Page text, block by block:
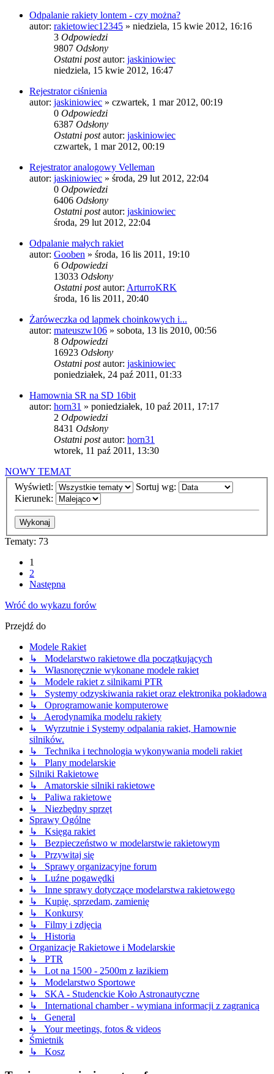
Odpalanie rakiety lontem - czy można?
autor: rakietowiec12345 » niedziela, 15 kwie 2012, 16:16
3 Odpowiedzi
9807 Odsłony
Ostatni postautor: jaskiniowiec
niedziela, 15 kwie 2012, 16:47
Rejestrator ciśnienia
autor: jaskiniowiec » czwartek, 1 mar 2012, 00:19
0 Odpowiedzi
6387 Odsłony
Ostatni postautor: jaskiniowiec
czwartek, 1 mar 2012, 00:19
Rejestrator analogowy Velleman
autor: jaskiniowiec » środa, 29 lut 2012, 22:04
0 Odpowiedzi
6406 Odsłony
Ostatni postautor: jaskiniowiec
środa, 29 lut 2012, 22:04
Odpalanie małych rakiet
autor: Gooben » środa, 16 lis 2011, 19:10
6 Odpowiedzi
13033 Odsłony
Ostatni postautor: ArturroKRK
środa, 16 lis 2011, 20:40
Żaróweczka od lapmek choinkowych i...
autor: mateuszw106 » sobota, 13 lis 2010, 00:56
8 Odpowiedzi
16923 Odsłony
Ostatni postautor: jaskiniowiec
poniedziałek, 24 paź 2011, 01:33
Hamownia SR na SD 16bit
autor: horn31 » poniedziałek, 10 paź 2011, 17:17
2 Odpowiedzi
8431 Odsłony
Ostatni postautor: horn31
wtorek, 11 paź 2011, 13:30
NOWY TEMAT
Wyświetl:
Sortuj wg:
Kierunek:
Tematy: 73
1
2
Następna
Wróć do wykazu forów
Przejdź do
Modele Rakiet
↳ Modelarstwo rakietowe dla początkujących
↳ Własnoręcznie wykonane modele rakiet
↳ Modele rakiet z silnikami PTR
↳ Systemy odzyskiwania rakiet oraz elektronika pokładowa
↳ Oprogramowanie komputerowe
↳ Aerodynamika modelu rakiety
↳ Wyrzutnie i Systemy odpalania rakiet, Hamownie
silników.
↳ Technika i technologia wykonywania modeli rakiet
↳ Plany modelarskie
Silniki Rakietowe
↳ Amatorskie silniki rakietowe
↳ Paliwa rakietowe
↳ Niezbędny sprzęt
Sprawy Ogólne
↳ Księga rakiet
↳ Bezpieczeństwo w modelarstwie rakietowym
↳ Przywitaj się
↳ Sprawy organizacyjne forum
↳ Luźne pogawędki
↳ Inne sprawy dotyczące modelarstwa rakietowego
↳ Kupię, sprzedam, zamienię
↳ Konkursy
↳ Filmy i zdjęcia
↳ Historia
Organizacje Rakietowe i Modelarskie
↳ PTR
↳ Lot na 1500 - 2500m z łazikiem
↳ Modelarstwo Sportowe
↳ SKA - Studenckie Koło Astronautyczne
↳ International chamber - wymiana informacji z zagranicą
↳ General
↳ Your meetings, fotos & videos
Śmietnik
↳ Kosz